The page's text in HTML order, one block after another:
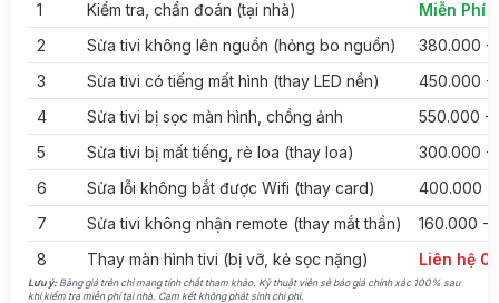
1
Kiểm tra, chẩn đoán (tại nhà)
Miễn Phí
2
Sửa tivi không lên nguồn (hỏng bo nguồn)
380.000 -
3
Sửa tivi có tiếng mất hình (thay LED nền)
450.000 -
4
Sửa tivi bị sọc màn hình, chồng ảnh
550.000 -
5
Sửa tivi bị mất tiếng, rè loa (thay loa)
300.000 -
6
Sửa lỗi không bắt được Wifi (thay card)
400.000 -
7
Sửa tivi không nhận remote (thay mắt thần)
160.000 -
8
Thay màn hình tivi (bị vỡ, kẻ sọc nặng) Liên hệ
Lưu ý: Bảng giá trên chỉ mang tính chất tham khảo. Kỹ thuật viên sẽ báo giá chính xác 100% sau
khi kiểm tra miễn phí tại nhà. Cam kết không phát sinh chi phí.